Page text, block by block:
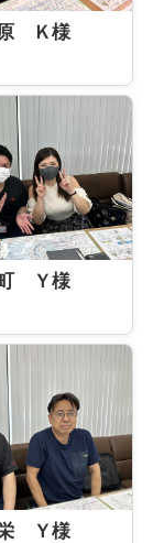
Ｋ様
町 Ｙ様
Ｙ様